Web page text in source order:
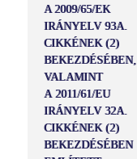
A 2009/65/EK
IRÁNYELV 93A.
CIKKÉNEK (2)
BEKEZDÉSÉBEN,
VALAMINT
A 2011/61/EU
IRÁNYELV 32A.
CIKKÉNEK (2)
BEKEZDÉSÉBEN